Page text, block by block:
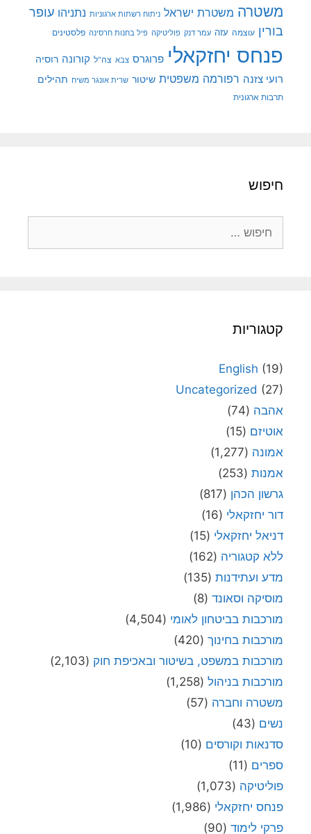
משטרה משטרת ישראל ניתוח רשתות ארגוניות נתניהו עופר
בורין עוצמה עזה עמר דנק פוליטיקה פיל בחנות חרסינה פלסטינים
פנחס יחזקאלי פרוגרס צבא צה"ל קורונה רוסיה
רועי צזנה רפורמה משפטית שיטור שרית אונגר משיח תהילים
תרבות ארגונית
חיפוש
קטגוריות
English (19)
Uncategorized (27)
אהבה (74)
אוטיזם (15)
אמונה (1,277)
אמנות (253)
גרשון הכהן (817)
דור יחזקאלי (16)
דניאל יחזקאלי (15)
ללא קטגוריה (162)
מדע ועתידנות (135)
מוסיקה וסאונד (8)
מורכבות בביטחון לאומי (4,504)
מורכבות בחינוך (420)
מורכבות במשפט, בשיטור ובאכיפת חוק (2,103)
מורכבות בניהול (1,258)
משטרה וחברה (57)
נשים (43)
סדנאות וקורסים (10)
ספרים (11)
פוליטיקה (1,073)
פנחס יחזקאלי (1,986)
פרקי לימוד (90)